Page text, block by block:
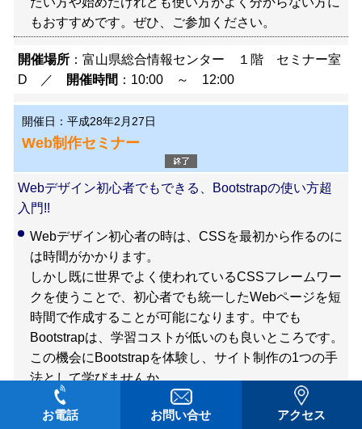
もおすすめです。ぜひ、ご参加ください。
開催場所 ：富山県総合情報センター １階 セミナー室
D ／
開催時間 ：10:00 ～ 12:00
開催日：平成28年2月27日
Web制作セミナー
Webデザイン初心者でもできる、Bootstrapの使い方超
入門!!
Webデザイン初心者の時は、CSSを最初から作るのに
は時間がかかります。
しかし既に世界でよく使われているCSSフレームワー
クを使うことで、初心者でも統一したWebページを短
時間で作成することが可能になります。中でも
Bootstrapは、学習コストが低いのも良いところです。
この機会にBootstrapを体験し、サイト制作の1つの手
法として学びませんか。
※実習はありませんが、パソコンの持ち込みは可能で
す。
お電話 お問い合せ アクセス